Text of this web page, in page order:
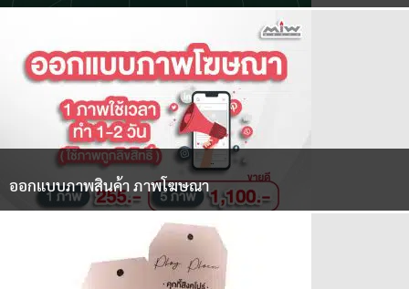
ออกแบบภาพสินค้า ภาพโฆษณา